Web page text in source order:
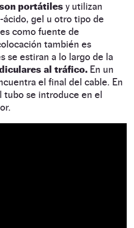
portátiles y utilizan
ácido, gel u otro tipo de
como fuente de
también es
se estiran a lo largo de la
al tráfico. En un
el final del cable. En
se introduce en el